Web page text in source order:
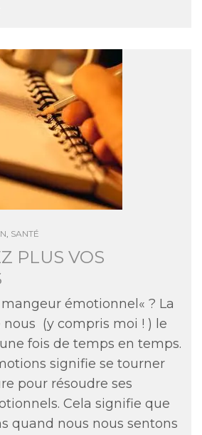
, SANTÉ
PLUS VOS
émotionnel« ? La
nous (y compris moi ! ) le
fois de temps en temps.
signifie se tourner
pour résoudre ses
Cela signifie que
quand nous nous sentons